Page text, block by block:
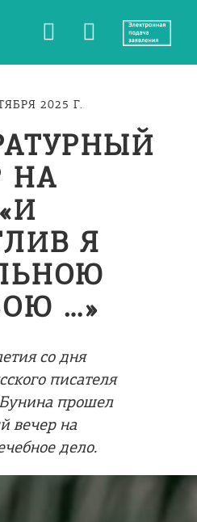
2025 Г.
НА
Я
…»
со дня
писателя
прошел
вечер на
дело.